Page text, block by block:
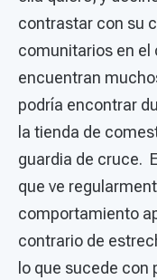
contrastar con su
comunitarios en el
encuentran
podría encontrar
la tienda de
guardia de cruce.
que ve
comportamiento
contrario de
lo que sucede con